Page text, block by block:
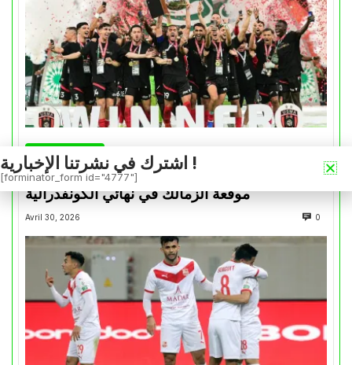
التتويج بالكأس.. دفعة معنوية لإتحاد العاصمة قبل
موقعة الزمالك في نهائي الكونفدرالية
Avril 30, 2026 0
اشترك في نشرتنا الإخبارية !
[forminator_form id="4777"]